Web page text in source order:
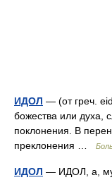
ИДОЛ — (от греч.
божества или духа,
поклонения. В
преклонения …
ИДОЛ — ИДОЛ, а,